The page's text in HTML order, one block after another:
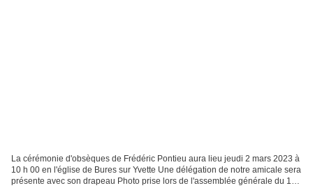
La cérémonie d'obsèques de Frédéric Pontieu aura lieu jeudi 2 mars 2023 à
10 h 00 en l'église de Bures sur Yvette Une délégation de notre amicale sera
présente avec son drapeau Photo prise lors de l'assemblée générale du 15